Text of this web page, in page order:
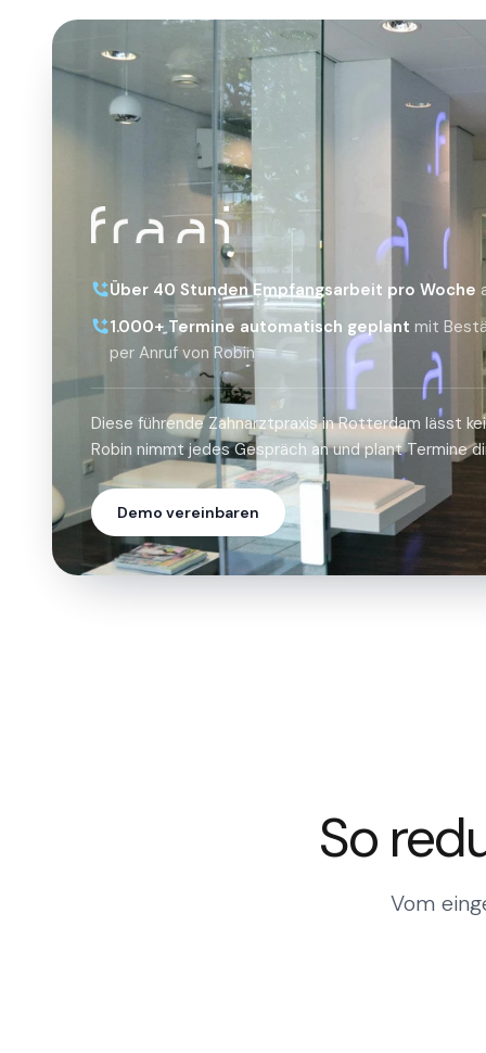
Über 40 Stunden Empfangsarbeit pro Woche
1.000+ Termine automatisch geplant mit
per Anruf von Robin
Diese führende Zahnarztpraxis in Rotterdam lässt
Robin nimmt jedes Gespräch an und plant Termine
Demo vereinbaren
Ich möchte einen Termin verschieben
Gerne, ich passe ihn an und sende die Bestätigung
So
Vom